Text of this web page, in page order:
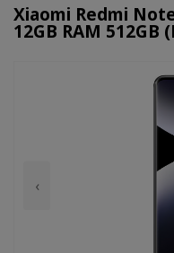
Xiaomi Redmi
12GB RAM 512GB
‹